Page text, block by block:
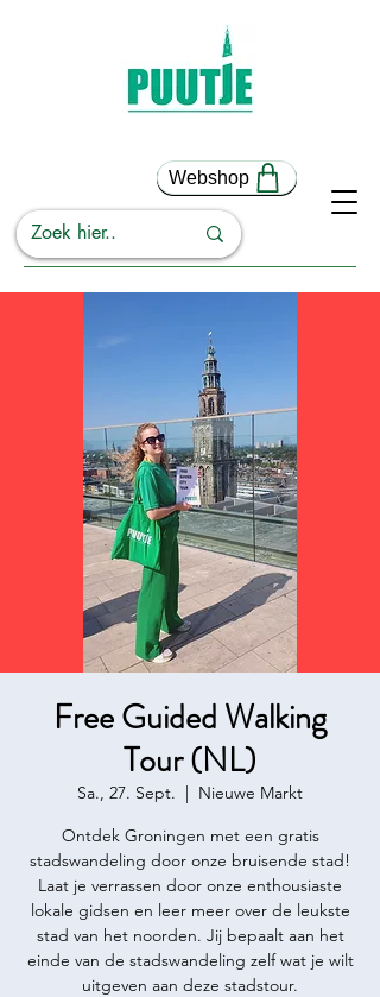
Webshop
Free Guided Walking
Tour (NL)
Sa., 27. Sept.
  |
Nieuwe Markt
Ontdek Groningen met een gratis
stadswandeling door onze bruisende stad!
Laat je verrassen door onze enthousiaste
lokale gidsen en leer meer over de leukste
stad van het noorden. Jij bepaalt aan het
einde van de stadswandeling zelf wat je wilt
uitgeven aan deze stadstour.